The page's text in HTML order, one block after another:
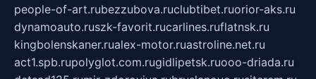
people-of-art.rubezzubova.ruclubtibet.ruorior-aks.ru
dynamoauto.ruszk-favorit.rucarlines.ruflatnsk.ru
kingbolenskaner.rualex-motor.ruastroline.net.ru
act1.spb.rupolyglot.com.rugidlipetsk.ruooo-driada.ru